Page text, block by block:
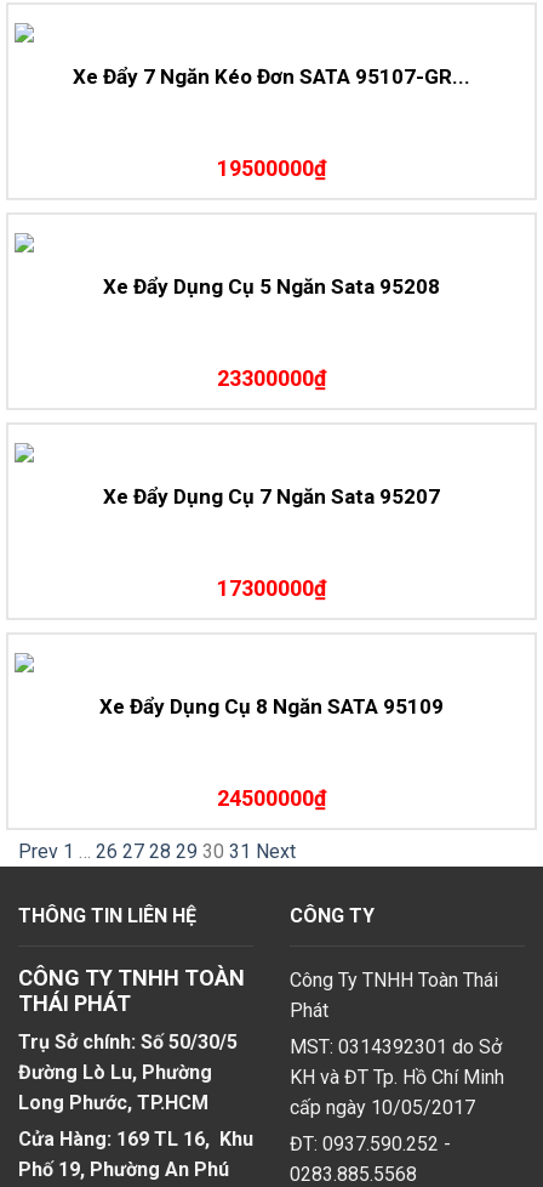
Xe Đẩy 7 Ngăn Kéo Đơn SATA 95107-GR...
19500000₫
Xe Đẩy Dụng Cụ 5 Ngăn Sata 95208
23300000₫
Xe Đẩy Dụng Cụ 7 Ngăn Sata 95207
17300000₫
Xe Đẩy Dụng Cụ 8 Ngăn SATA 95109
24500000₫
Prev 1 … 26 27 28 29 30 31 Next
THÔNG TIN LIÊN HỆ
CÔNG TY TNHH TOÀN
THÁI PHÁT
Trụ Sở chính: Số 50/30/5
Đường Lò Lu, Phường
Long Phước, TP.HCM
Cửa Hàng: 169 TL 16, Khu
Phố 19, Phường An Phú
CÔNG TY
Công Ty TNHH Toàn Thái
Phát
MST: 0314392301 do Sở
KH và ĐT Tp. Hồ Chí Minh
cấp ngày 10/05/2017
ĐT: 0937.590.252 -
0283.885.5568